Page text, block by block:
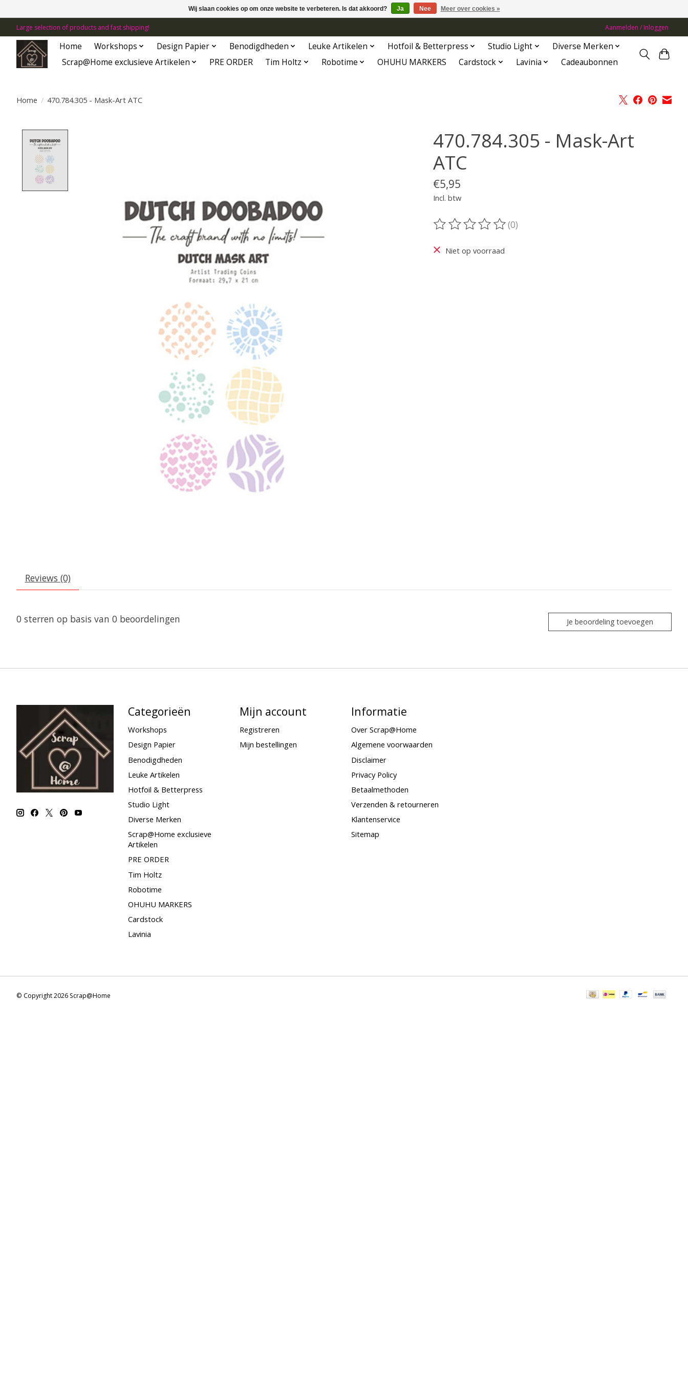
Large selection of products and fast shipping! Aanmelden / Inloggen
Home Workshops Design Papier Benodigdheden Leuke Artikelen Hotfoil & Betterpress Studio Light
Diverse Merken
Scrap@Home exclusieve Artikelen
PRE ORDER Tim Holtz Robotime OHUHU MARKERS Cardstock Lavinia Cadeaubonnen
Home / 470.784.305 - Mask-Art ATC
470.784.305 - Mask-Art
ATC
€5,95
Incl. btw
De beoordeling van dit product is
(0)
Niet op voorraad
Reviews (0)
0 sterren op basis van 0 beoordelingen Je beoordeling toevoegen
Categorieën
Workshops
Design Papier
Benodigdheden
Leuke Artikelen
Hotfoil & Betterpress
Studio Light
Diverse Merken
Scrap@Home exclusieve
Artikelen
PRE ORDER
Tim Holtz
Robotime
OHUHU MARKERS
Cardstock
Lavinia
Mijn account
Registreren
Mijn bestellingen
Informatie
Over Scrap@Home
Algemene voorwaarden
Disclaimer
Privacy Policy
Betaalmethoden
Verzenden & retourneren
Klantenservice
Sitemap
© Copyright 2026 Scrap@Home
Wij slaan cookies op om onze website te verbeteren. Is dat akkoord? Ja Nee Meer over cookies »